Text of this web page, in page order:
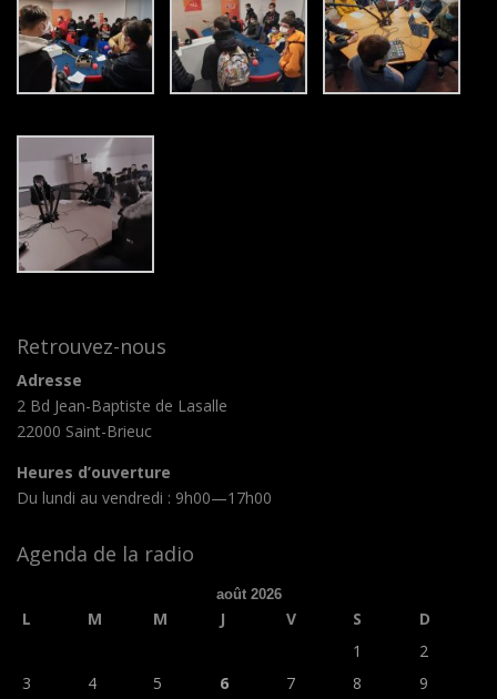
Retrouvez-nous
Adresse
2 Bd Jean-Baptiste de Lasalle
22000 Saint-Brieuc
Heures d’ouverture
Du lundi au vendredi : 9h00—17h00
Agenda de la radio
août 2026
L M M J V S
D
1
2
3
4 5 6 7 8
9